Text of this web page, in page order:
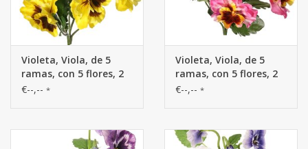
Violeta, Viola, de 5
ramas, con 5 flores, 2
capullos y 11 hojas, 27
€--,-- *
Violeta, Viola, de 5
ramas, con 5 flores, 2
capullos y 11 hojas, 27
€--,-- *